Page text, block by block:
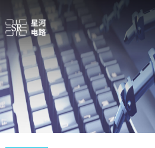
首页
PCB
关于我们
支持中心
新闻中心